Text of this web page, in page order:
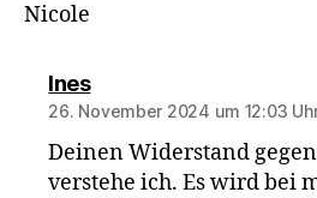
Nicole
Inessagt:
26. November 2024 um 12:03
Deinen Widerstand
verstehe ich. Es wird bei